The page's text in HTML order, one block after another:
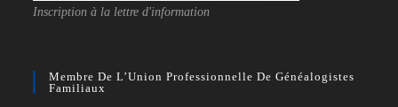
Inscription à la lettre d'information
Membre De L’Union Professionnelle De Généalogistes
Familiaux